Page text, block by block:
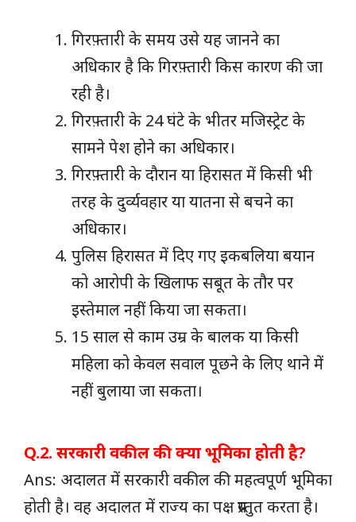
गिरफ़्तारी के समय उसे यह जानने का
अधिकार है कि गिरफ़्तारी किस कारण की जा
रही है।
गिरफ़्तारी के 24 घंटे के भीतर मजिस्ट्रेट के
सामने पेश होने का अधिकार।
गिरफ़्तारी के दौरान या हिरासत में किसी भी
तरह के दुर्व्यवहार या यातना से बचने का
अधिकार।
पुलिस हिरासत में दिए गए इकबलिया बयान
को आरोपी के खिलाफ सबूत के तौर पर
इस्तेमाल नहीं किया जा सकता।
15 साल से काम उम्र के बालक या किसी
महिला को केवल सवाल पूछने के लिए थाने में
नहीं बुलाया जा सकता।
Q.2. सरकारी वकील की क्या भूमिका होती है?
Ans: अदालत में सरकारी वकील की महत्वपूर्ण भूमिका
होती है। वह अदालत में राज्य का पक्ष प्रस्तुत करता है।